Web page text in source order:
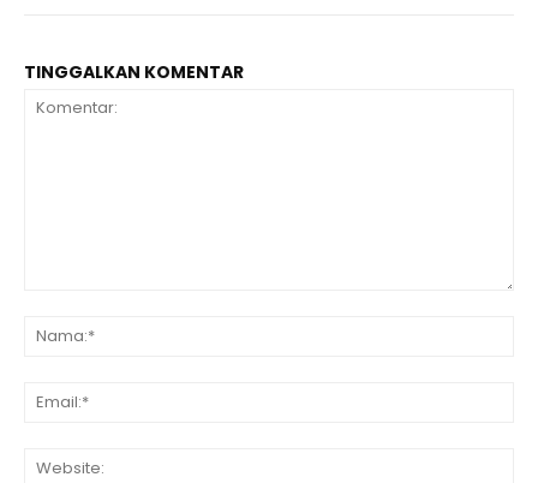
TINGGALKAN KOMENTAR